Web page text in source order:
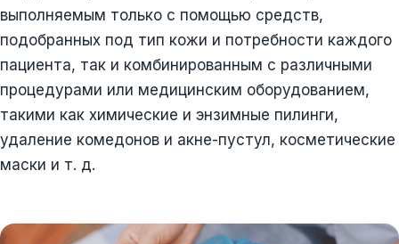
выполняемым только с помощью средств,
подобранных под тип кожи и потребности каждого
пациента, так и комбинированным с различными
процедурами или медицинским оборудованием,
такими как химические и энзимные пилинги,
удаление комедонов и акне-пустул, косметические
маски и т. д.